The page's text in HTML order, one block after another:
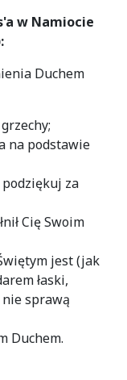
w Namiocie
:
Duchem
na podstawie
za
Cię Swoim
jest (jak
łaski,
sprawą
Duchem.